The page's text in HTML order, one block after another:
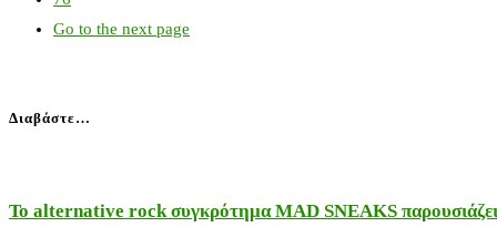
Go to the next page
Διαβάστε…
Το alternative rock συγκρότημα MAD SNEAKS